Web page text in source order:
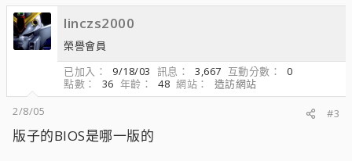
linczs2000
榮譽會員
已加入
9/18/03 訊息 3,667 互動分數
0
點數
36 年齡 48 網站
造訪網站
2/8/05
#3
版子的BIOS是哪一版的